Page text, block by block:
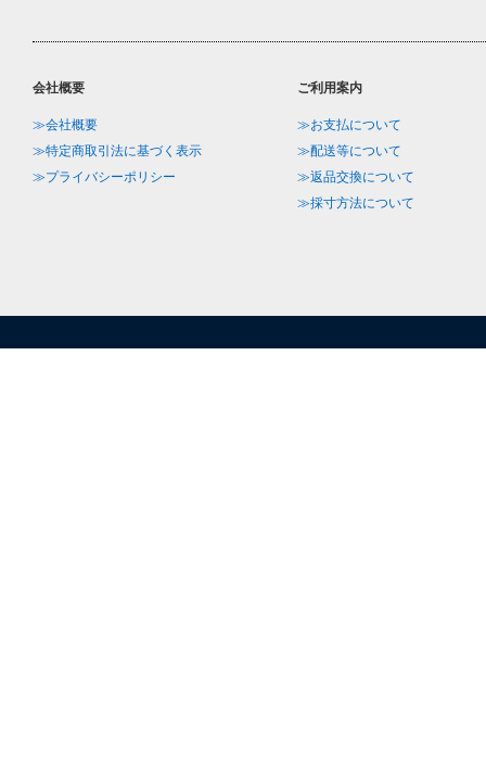
会社概要
≫会社概要
≫特定商取引法に基づく表示
≫プライバシーポリシー
ご利用案内
≫お支払について
≫配送等について
≫返品交換について
≫採寸方法について